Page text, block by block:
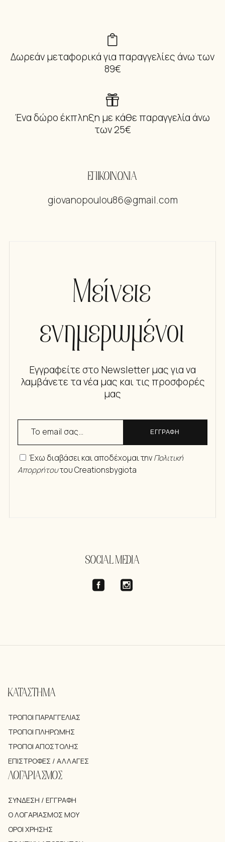
Δωρεάν μεταφορικά για παραγγελίες άνω των
89€
Ένα δώρο έκπληξη με κάθε παραγγελία άνω
των 25€
ΕΠΙΚΟΙΝΩΝΙΑ
giovanopoulou86@gmail.com
Μείνετε
ενημερωμένοι
Εγγραφείτε στο Newsletter μας για να
λαμβάνετε τα νέα μας και τις προσφορές
μας
ΕΓΓΡΑΦΗ
Έχω διαβάσει και αποδέχομαι τηνΠολιτική
Απορρήτουτου Creationsbygiota
SOCIAL MEDIA
ΚΑΤΑΣΤΗΜΑ
ΤΡΌΠΟΙ ΠΑΡΑΓΓΕΛΊΑΣ
ΤΡΌΠΟΙ ΠΛΗΡΩΜΉΣ
ΤΡΌΠΟΙ ΑΠΟΣΤΟΛΉΣ
ΕΠΙΣΤΡΟΦΈΣ / ΑΛΛΑΓΈΣ
ΛΟΓΑΡΙΑΣΜΟΣ
ΣΎΝΔΕΣΗ / ΕΓΓΡΑΦΉ
Ο ΛΟΓΑΡΙΑΣΜΌΣ ΜΟΥ
ΌΡΟΙ ΧΡΉΣΗΣ